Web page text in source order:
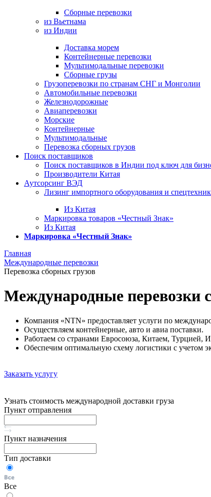
Сборные перевозки
из Вьетнама
из Индии
Доставка морем
Контейнерные перевозки
Мультимодальные перевозки
Сборные грузы
Грузоперевозки по странам СНГ и Монголии
Автомобильные перевозки
Железнодорожные
Авиаперевозки
Морские
Контейнерные
Мультимодальные
Перевозка сборных грузов
Поиск поставщиков
Поиск поставщиков в Индии под ключ для
Производители Китая
Аутсорсинг ВЭД
Лизинг импортного оборудования и
Из Китая
Маркировка товаров «Честный Знак»
Из Китая
Маркировка «Честный Знак»
Главная
Международные перевозки
Перевозка сборных грузов
Международные перевозки
Компания «NTN» предоставляет услуги по
Осуществляем контейнерные, авто и авиа поставки.
Работаем со странами Евросоюза, Китаем,
Обеспечим оптимальную схему логистики с учетом
Заказать услугу
Узнать стоимость международной доставки груза
Пункт отправления
Пункт назначения
Тип доставки
Все